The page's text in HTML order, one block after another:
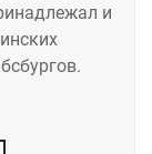
и